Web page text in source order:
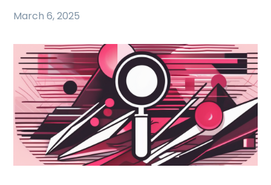
March 6, 2025